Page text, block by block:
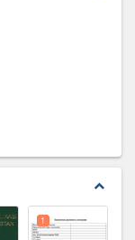
expand_less
1